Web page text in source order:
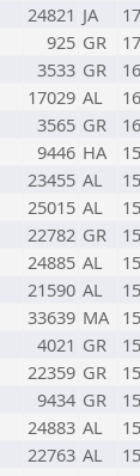
24821 JA
925 GR
3533 GR
17029 AL
3565 GR
9446 HA
23455 AL
25015 AL
22782 GR
24885 AL
21590 AL
33639 MA
4021 GR
22359 GR
9434 GR
24883 AL
22763 AL